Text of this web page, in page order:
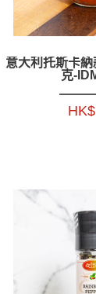
意大利托斯卡
克-